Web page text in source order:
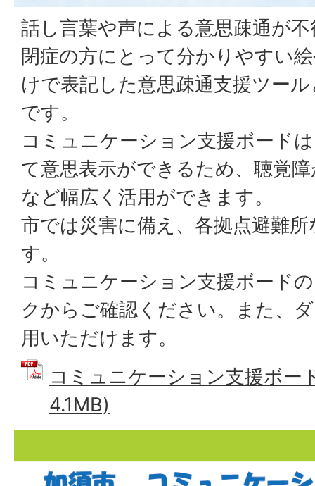
話し言葉や声による意思疎通が
閉症の方にとって分かりやすい
けで表記した意思疎通支援ツー
です。
コミュニケーション支援ボード
て意思表示ができるため、聴覚
など幅広く活用ができます。
市では災害に備え、各拠点避難
す。
コミュニケーション支援ボード
クからご確認ください。また、
用いただけます。
コミュニケーション支援ボー
4.1MB)